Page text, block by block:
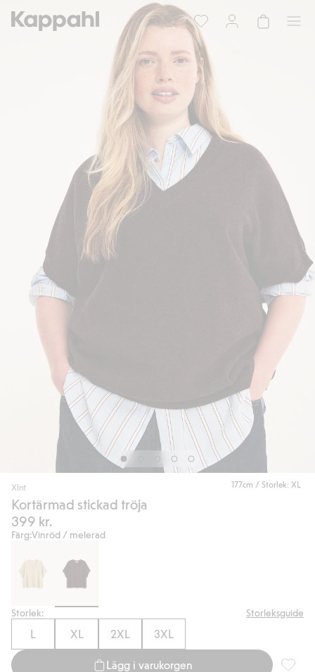
177cm / Storlek: XL
Xlnt
Kortärmad stickad tröja
399 kr.
Färg:Vinröd / melerad
Storlek: Storleksguide
L XL 2XL 3XL
Lägg i varukorgen